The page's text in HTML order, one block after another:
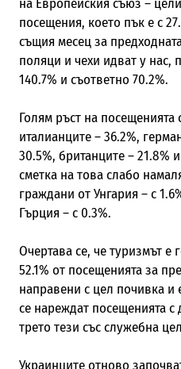
посещения, което пък е с
същия месец за
поляци и чехи идват у нас,
140.7% и съответно 70.2%.
Голям ръст на
италианците – 36.2%,
30.5%, британците – 21.8%
сметка на това слабо
граждани от Унгария – с
Гърция – с 0.3%.
Очертава се, че туризмът
52.1% от посещенията за
направени с цел почивка и
се нареждат посещенията с
трето тези със служебна
Украинците отново